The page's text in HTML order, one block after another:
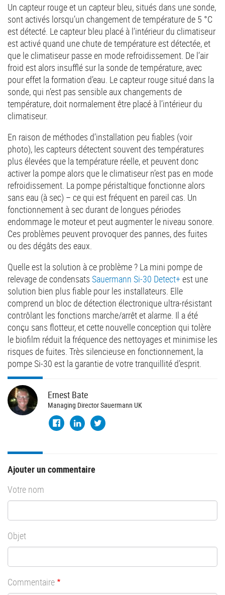
Un capteur rouge et un capteur bleu, situés dans une sonde,
sont activés lorsqu’un changement de température de 5 °C
est détecté. Le capteur bleu placé à l’intérieur du climatiseur
est activé quand une chute de température est détectée, et
que le climatiseur passe en mode refroidissement. De l’air
froid est alors insufflé sur la sonde de température, avec
pour effet la formation d’eau. Le capteur rouge situé dans la
sonde, qui n’est pas sensible aux changements de
température, doit normalement être placé à l’intérieur du
climatiseur.
En raison de méthodes d’installation peu fiables (voir
photo), les capteurs détectent souvent des températures
plus élevées que la température réelle, et peuvent donc
activer la pompe alors que le climatiseur n’est pas en mode
refroidissement. La pompe péristaltique fonctionne alors
sans eau (à sec) – ce qui est fréquent en pareil cas. Un
fonctionnement à sec durant de longues périodes
endommage le moteur et peut augmenter le niveau sonore.
Ces problèmes peuvent provoquer des pannes, des fuites
ou des dégâts des eaux.
Quelle est la solution à ce problème ? La mini pompe de
relevage de condensats Sauermann Si-30 Detect+est une
solution bien plus fiable pour les installateurs. Elle
comprend un bloc de détection électronique ultra-résistant
contrôlant les fonctions marche/arrêt et alarme. Il a été
conçu sans flotteur, et cette nouvelle conception qui tolère
le biofilm réduit la fréquence des nettoyages et minimise les
risques de fuites. Très silencieuse en fonctionnement, la
pompe Si-30 est la garantie de votre tranquillité d’esprit.
Ernest Bate
Managing Director Sauermann UK
Ajouter un commentaire
Votre nom
Objet
Commentaire